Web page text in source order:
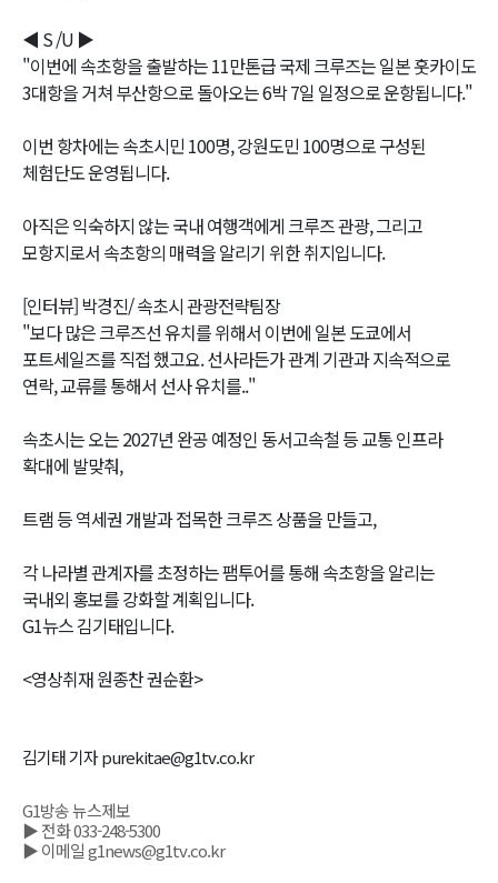
◀ S /U ▶
"이번에 속초항을 출발하는 11만톤급 국제 크루즈는 일본 훗카이도
3대항을 거쳐 부산항으로 돌아오는 6박 7일 일정으로 운항됩니다."
이번 항차에는 속초시민 100명, 강원도민 100명으로 구성된
체험단도 운영됩니다.
아직은 익숙하지 않는 국내 여행객에게 크루즈 관광, 그리고
모항지로서 속초항의 매력을 알리기 위한 취지입니다.
[인터뷰] 박경진/ 속초시 관광전략팀장
"보다 많은 크루즈선 유치를 위해서 이번에 일본 도쿄에서
포트세일즈를 직접 했고요. 선사라든가 관계 기관과 지속적으로
연락, 교류를 통해서 선사 유치를.."
속초시는 오는 2027년 완공 예정인 동서고속철 등 교통 인프라
확대에 발맞춰,
트램 등 역세권 개발과 접목한 크루즈 상품을 만들고,
각 나라별 관계자를 초정하는 팸투어를 통해 속초항을 알리는
국내외 홍보를 강화할 계획입니다.
G1뉴스 김기태입니다.
<영상취재 원종찬 권순환>
김기태 기자 purekitae@g1tv.co.kr
G1방송 뉴스제보
▶ 전화 033-248-5300
▶ 이메일 g1news@g1tv.co.kr